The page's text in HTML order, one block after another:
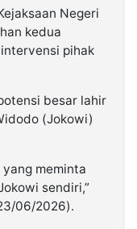
Negeri
kedua
pihak
besar lahir
(Jokowi)
meminta
sendiri,”
06/2026).